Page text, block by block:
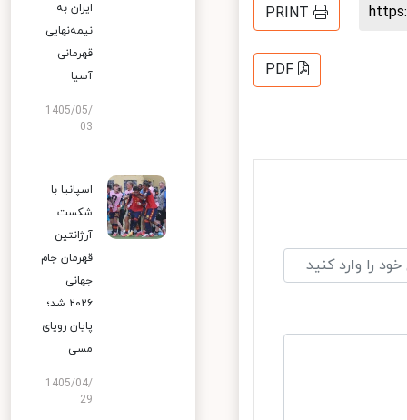
PRINT
PDF
ایران به
نیمه‌نهایی
قهرمانی
آسیا
1405/05/
03
اسپانیا با
شکست
آرژانتین
قهرمان جام
جهانی
۲۰۲۶ شد؛
پایان رویای
مسی
1405/04/
29